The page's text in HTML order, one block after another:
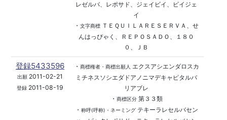
レゼルバ、レポサド、ジェイビイ、ビイジェ
イ
・ 文字商標 ＴＥＱＵＩＬＡＲＥＳＥＲＶＡ、せ
んはっぴゃく、ＲＥＰＯＳＡＤＯ、１８０
０、ＪＢ
登録5433596
出願 2011-02-21
登録 2011-08-19
・ 商標権者・商標出願人
エクスアシエンダロスカ
ミチネスソシエダドアノニマデキャピタルバ
リアブレ
・ 商標区分第３３類
・ 称呼(呼称)・ネーミングテキーラレセルバセン